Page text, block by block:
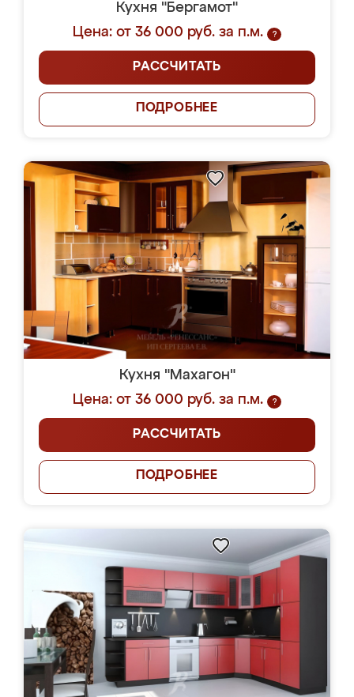
Кухня "Бергамот"
Цена: от 36 000 руб. за п.м.
?
РАССЧИТАТЬ
ПОДРОБНЕЕ
Кухня "Махагон"
Цена: от 36 000 руб. за п.м.
?
РАССЧИТАТЬ
ПОДРОБНЕЕ